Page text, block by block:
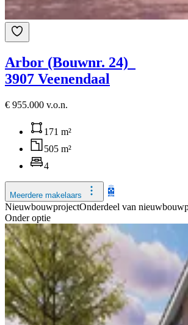
Arbor (Bouwnr. 24)
3907 Veenendaal
€ 955.000 v.o.n.
171 m²
505 m²
4
Meerdere makelaars
NieuwbouwprojectOnderdeel van
Onder optie